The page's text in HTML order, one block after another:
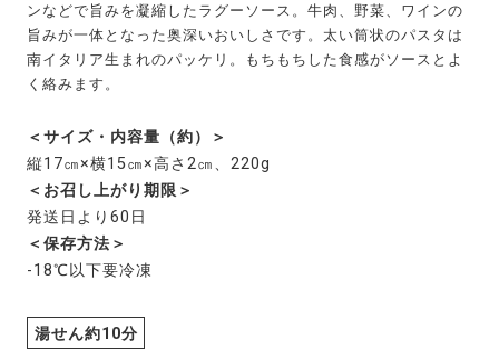
ンなどで旨みを凝縮したラグーソース。牛肉、野菜、ワインの
旨みが一体となった奥深いおいしさです。太い筒状のパスタは
南イタリア生まれのパッケリ。もちもちした食感がソースとよ
く絡みます。
＜サイズ・内容量（約）＞
縦17㎝×横15㎝×高さ2㎝、220g
＜お召し上がり期限＞
発送日より60日
＜保存方法＞
-18℃以下要冷凍
湯せん約10分